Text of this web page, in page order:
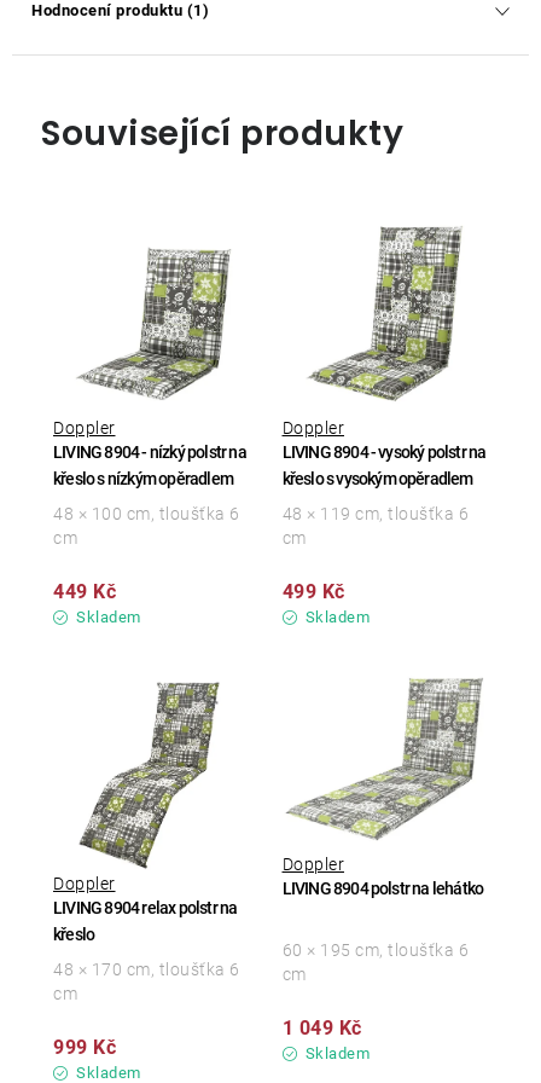
Hodnocení produktu (1)
Související produkty
LIVING 8904 - nízký polstr na
křeslo s nízkým opěradlem
Doppler
Skladem
449 Kč
48 × 100 cm, tloušťka 6
cm
LIVING 8904 - vysoký polstr na
křeslo s vysokým opěradlem
Doppler
Skladem
499 Kč
48 × 119 cm, tloušťka 6
cm
LIVING 8904 relax polstr na
křeslo
Doppler
Skladem
999 Kč
48 × 170 cm, tloušťka 6
cm
LIVING 8904 polstr na lehátko
Doppler
Skladem
1 049 Kč
60 × 195 cm, tloušťka 6
cm